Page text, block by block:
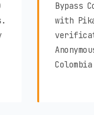
Bypass
with